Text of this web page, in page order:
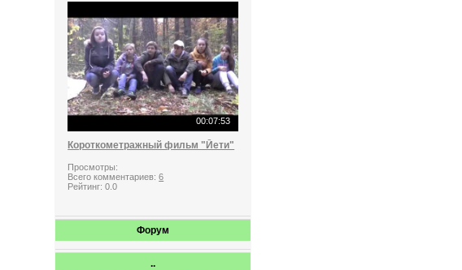
00:07:53
Короткометражный фильм "Йети"
Просмотры:
Всего комментариев:6
Рейтинг:0.0
Форум
..